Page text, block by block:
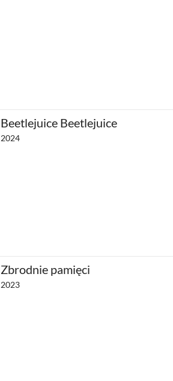
Beetlejuice Beetlejuice
2024
Zbrodnie pamięci
2023